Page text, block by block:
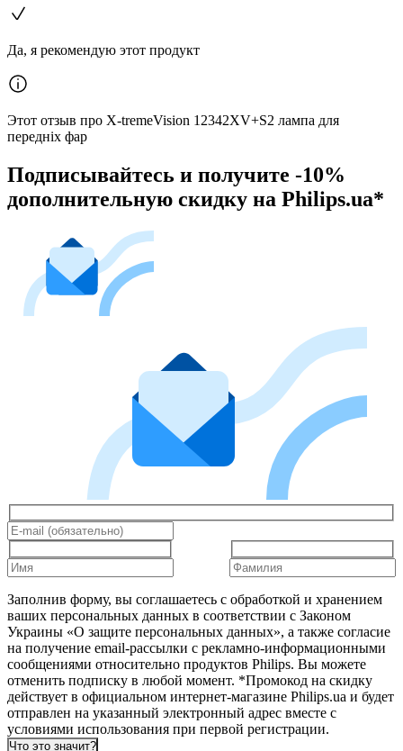
Да, я рекомендую этот продукт
Этот отзыв про X-tremeVision 12342XV+S2 лампа для
передніх фар
Подписывайтесь и получите -10%
дополнительную скидку на Philips.ua*
Заполнив форму, вы соглашаетесь с обработкой и хранением
ваших персональных данных в соответствии с Законом
Украины «О защите персональных данных», а также согласие
на получение email-рассылки с рекламно-информационными
сообщениями относительно продуктов Philips. Вы можете
отменить подписку в любой момент. *Промокод на скидку
действует в официальном интернет-магазине Philips.ua и будет
отправлен на указанный электронный адрес вместе с
условиями использования при первой регистрации.
Что это значит?